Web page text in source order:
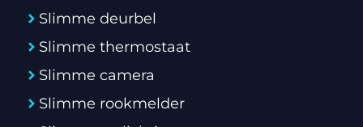
Slimme deurbel
Slimme thermostaat
Slimme camera
Slimme rookmelder